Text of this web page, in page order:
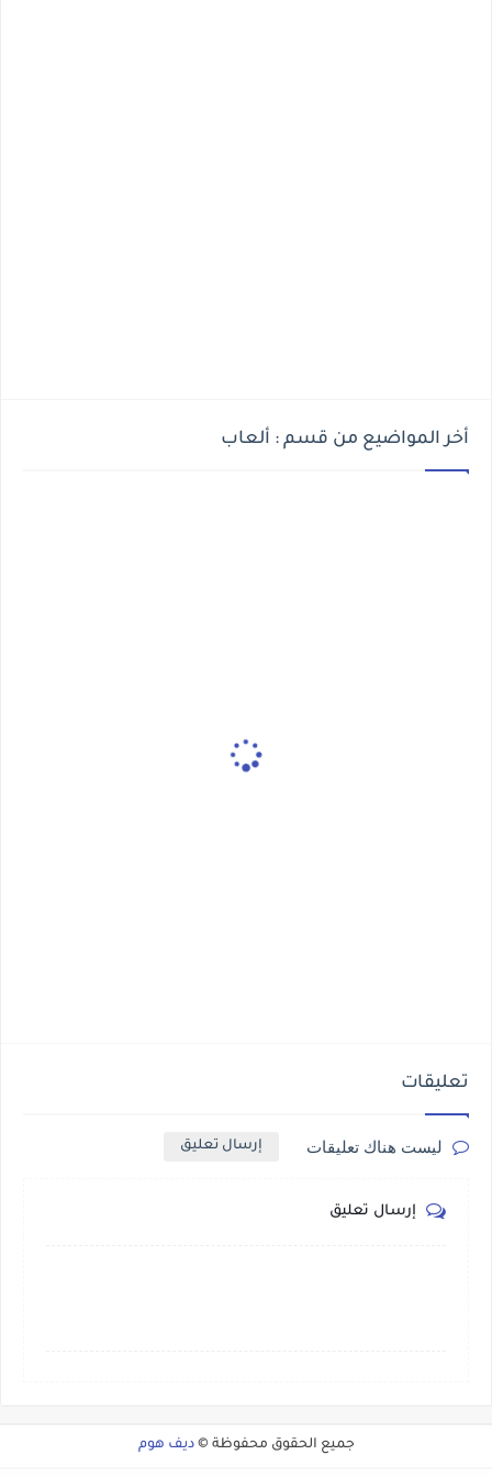
أخر المواضيع من قسم : ألعاب
تعليقات
ليست هناك تعليقات إرسال تعليق
إرسال تعليق
جميع الحقوق محفوظة © ديف هوم